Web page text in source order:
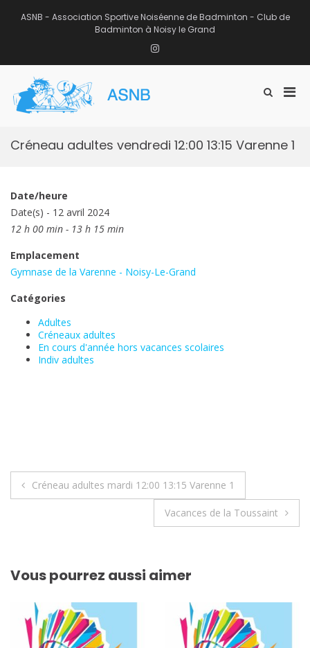
ASNB - Association Sportive Noiséenne de Badminton - Club de
Badminton à Noisy le Grand
Instagram
Afficher
recherche
Créneau adultes vendredi 12:00 13:15 Varenne 1
Date/heure
Date(s) - 12 avril 2024
12 h 00 min - 13 h 15 min
Emplacement
Gymnase de la Varenne - Noisy-Le-Grand
Catégories
Adultes
Créneaux adultes
En cours d'année hors vacances scolaires
Indiv adultes
Navigation
Créneau adultes mardi 12:00 13:15 Varenne 1
Vacances de la Toussaint
Vous pourrez aussi aimer